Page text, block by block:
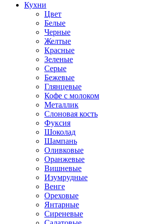
Кухни
Цвет
Белые
Черные
Желтые
Красные
Зеленые
Серые
Бежевые
Глянцевые
Кофе с молоком
Металлик
Слоновая кость
Фуксия
Шоколад
Шампань
Оливковые
Оранжевые
Вишневые
Изумрудные
Венге
Ореховые
Янтарные
Сиреневые